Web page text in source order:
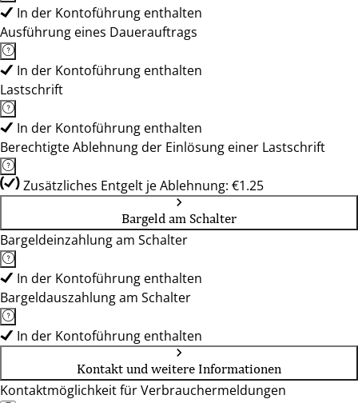
In der Kontoführung enthalten
Ausführung eines Dauerauftrags
In der Kontoführung enthalten
Lastschrift
In der Kontoführung enthalten
Berechtigte Ablehnung der Einlösung einer Lastschrift
Zusätzliches Entgelt je Ablehnung: €1.25
Bargeld am Schalter
Bargeldeinzahlung am Schalter
In der Kontoführung enthalten
Bargeldauszahlung am Schalter
In der Kontoführung enthalten
Kontakt und weitere Informationen
Kontaktmöglichkeit für Verbrauchermeldungen